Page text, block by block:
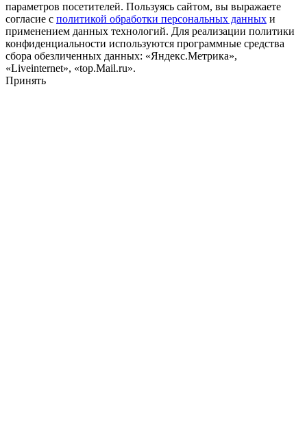
параметров посетителей. Пользуясь сайтом, вы выражаете
согласие с политикой обработки персональных данных и
применением данных технологий. Для реализации политики
конфиденциальности используются программные средства
сбора обезличенных данных: «Яндекс.Метрика»,
«Liveinternet», «top.Mail.ru».
Принять